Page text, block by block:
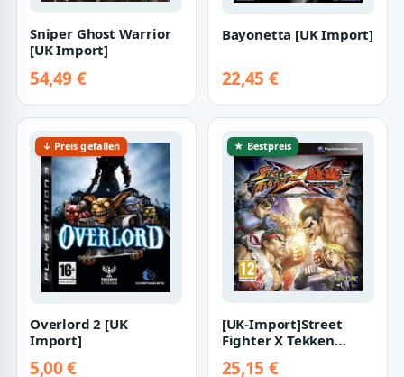
Sniper Ghost Warrior
[UK Import]
54,49 €
Bayonetta [UK Import]
22,45 €
↓ Preis gefallen
Overlord 2 [UK
Import]
5,00 €
★ Bestpreis
[UK-Import]Street
Fighter X Tekken
25,15 €